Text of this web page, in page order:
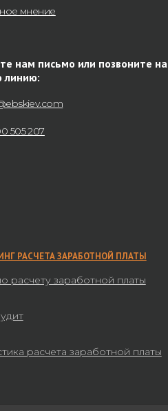
мнение
нам письмо или позвоните на
линию:
505 207
РАСЧЕТА ЗАРАБОТНОЙ ПЛАТЫ
расчету заработной платы
расчета заработной платы